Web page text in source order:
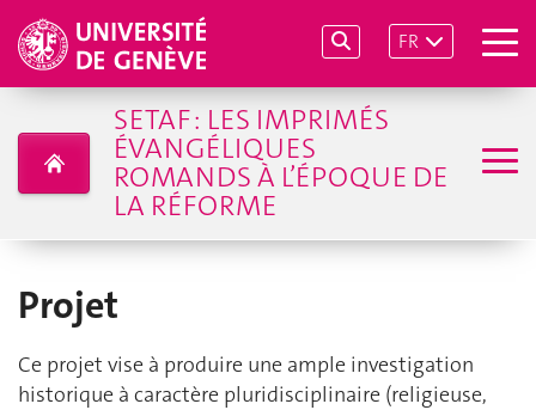
FR
SETAF : LES IMPRIMÉS
ÉVANGÉLIQUES
ROMANDS À L’ÉPOQUE DE
LA RÉFORME
Projet
Ce projet vise à produire une ample investigation
historique à caractère pluridisciplinaire (religieuse,